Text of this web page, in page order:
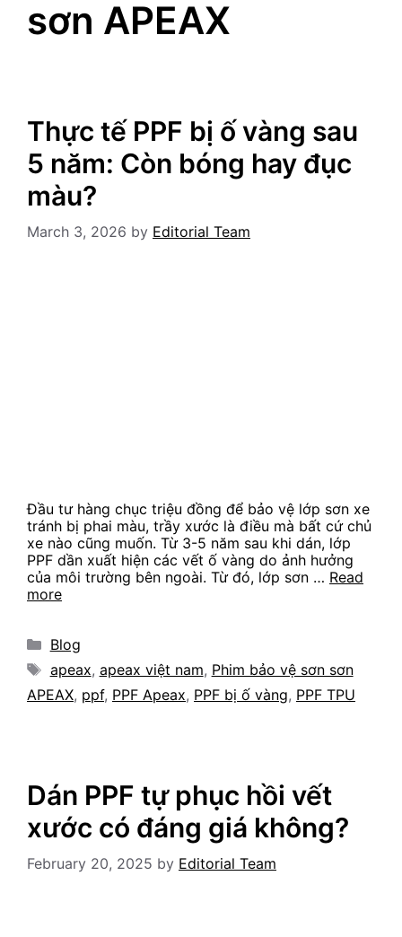
sơn APEAX
Thực tế PPF bị ố vàng sau
5 năm: Còn bóng hay đục
màu?
March 3, 2026 by Editorial Team
Đầu tư hàng chục triệu đồng để bảo vệ lớp sơn xe
tránh bị phai màu, trầy xước là điều mà bất cứ chủ
xe nào cũng muốn. Từ 3-5 năm sau khi dán, lớp
PPF dần xuất hiện các vết ố vàng do ảnh hưởng
của môi trường bên ngoài. Từ đó, lớp sơn … Read
more
Categories
Blog
Tags
apeax, apeax việt nam, Phim bảo vệ sơn sơn
APEAX, ppf, PPF Apeax, PPF bị ố vàng, PPF TPU
Dán PPF tự phục hồi vết
xước có đáng giá không?
February 20, 2025 by Editorial Team